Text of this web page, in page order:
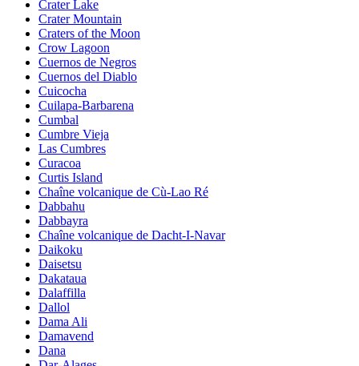
Crater Lake
Crater Mountain
Craters of the Moon
Crow Lagoon
Cuernos de Negros
Cuernos del Diablo
Cuicocha
Cuilapa-Barbarena
Cumbal
Cumbre Vieja
Las Cumbres
Curacoa
Curtis Island
Chaîne volcanique de Cù-Lao Ré
Dabbahu
Dabbayra
Chaîne volcanique de Dacht-I-Navar
Daikoku
Daisetsu
Dakataua
Dalaffilla
Dallol
Dama Ali
Damavend
Dana